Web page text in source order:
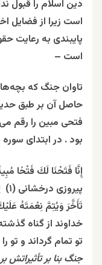
دین اسلام را قبول
پایبندی به رعایت
است –
تاوان جنگ که بچه‌ها
حاصل آن بر طبق
فتحی مبین را رقم
بود . در ابتدای سوره
خداوند از گناه
تو تمام گرداند و
جنگ بنا بر تأثیراتش